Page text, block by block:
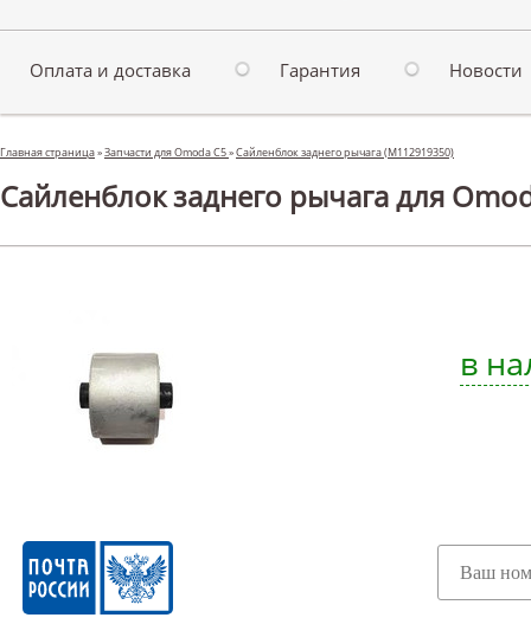
Оплата и доставка Гарантия Новости
Главная страница»Запчасти для Omoda C5»Сайленблок заднего рычага (M112919350)
Сайленблок заднего рычага для
в